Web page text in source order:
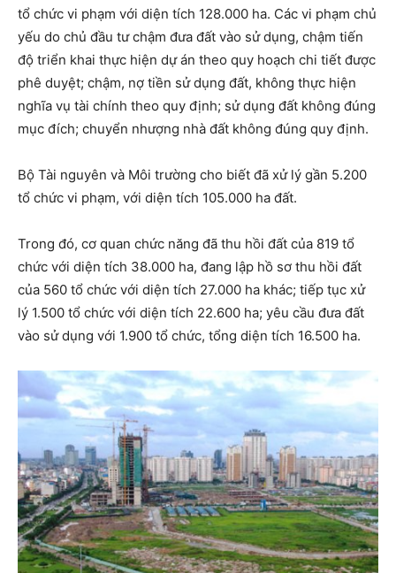
tổ chức vi phạm với diện tích 128.000 ha. Các vi phạm chủ
yếu do chủ đầu tư chậm đưa đất vào sử dụng, chậm tiến
độ triển khai thực hiện dự án theo quy hoạch chi tiết được
phê duyệt; chậm, nợ tiền sử dụng đất, không thực hiện
nghĩa vụ tài chính theo quy định; sử dụng đất không đúng
mục đích; chuyển nhượng nhà đất không đúng quy định.
Bộ Tài nguyên và Môi trường cho biết đã xử lý gần 5.200
tổ chức vi phạm, với diện tích 105.000 ha đất.
Trong đó, cơ quan chức năng đã thu hồi đất của 819 tổ
chức với diện tích 38.000 ha, đang lập hồ sơ thu hồi đất
của 560 tổ chức với diện tích 27.000 ha khác; tiếp tục xử
lý 1.500 tổ chức với diện tích 22.600 ha; yêu cầu đưa đất
vào sử dụng với 1.900 tổ chức, tổng diện tích 16.500 ha.